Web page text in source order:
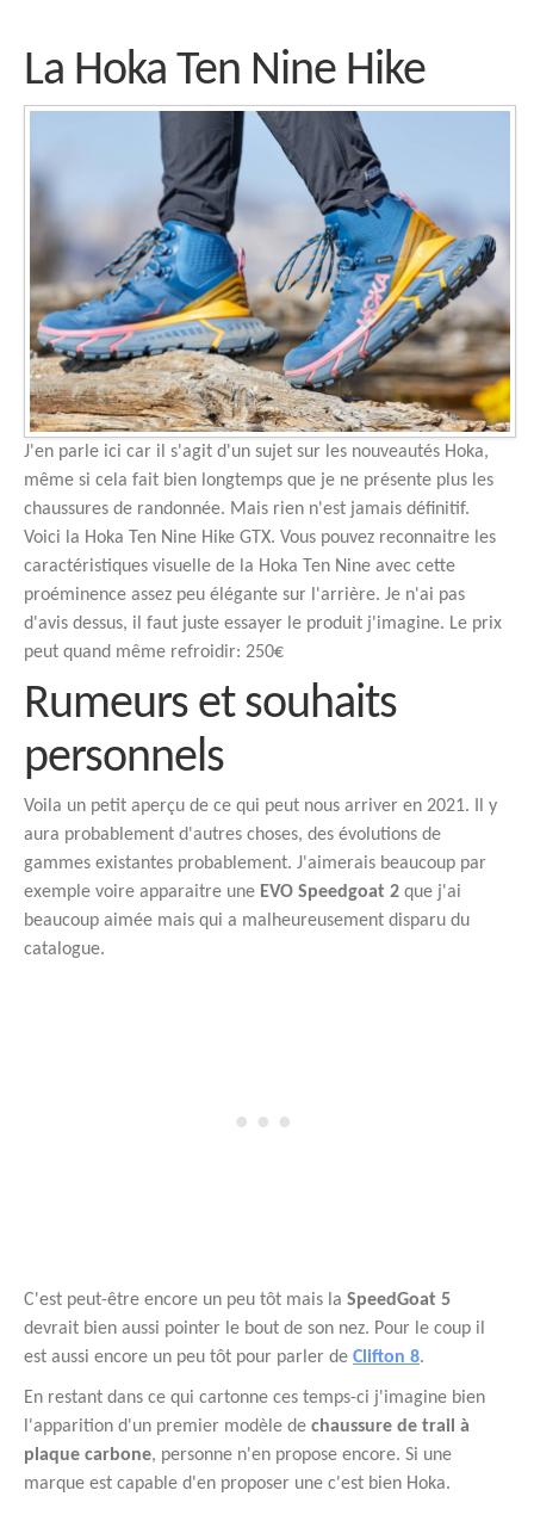
La Hoka Ten Nine Hike
J'en parle ici car il s'agit d'un sujet sur les nouveautés Hoka,
même si cela fait bien longtemps que je ne présente plus les
chaussures de randonnée. Mais rien n'est jamais définitif.
Voici la Hoka Ten Nine Hike GTX. Vous pouvez reconnaitre les
caractéristiques visuelle de la Hoka Ten Nine avec cette
proéminence assez peu élégante sur l'arrière. Je n'ai pas
d'avis dessus, il faut juste essayer le produit j'imagine. Le prix
peut quand même refroidir: 250€
Rumeurs et souhaits
personnels
Voila un petit aperçu de ce qui peut nous arriver en 2021. Il y
aura probablement d'autres choses, des évolutions de
gammes existantes probablement. J'aimerais beaucoup par
exemple voire apparaitre une EVO Speedgoat 2 que j'ai
beaucoup aimée mais qui a malheureusement disparu du
catalogue.
C'est peut-être encore un peu tôt mais la SpeedGoat 5
devrait bien aussi pointer le bout de son nez. Pour le coup il
est aussi encore un peu tôt pour parler de Clifton 8.
En restant dans ce qui cartonne ces temps-ci j'imagine bien
l'apparition d'un premier modèle de chaussure de trail à
plaque carbone, personne n'en propose encore. Si une
marque est capable d'en proposer une c'est bien Hoka.